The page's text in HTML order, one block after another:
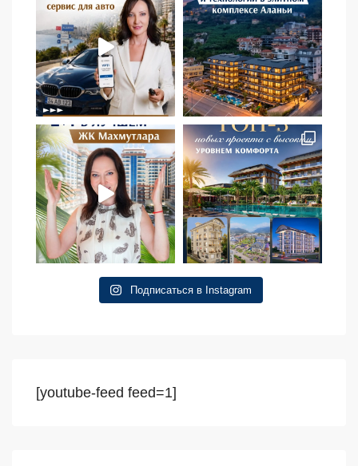
Подписаться в Instagram
[youtube-feed feed=1]